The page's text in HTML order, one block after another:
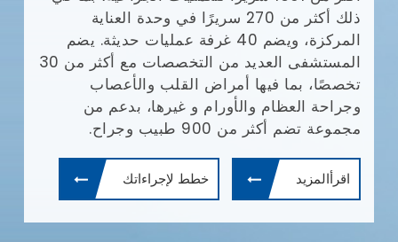
ذلك أكثر من 270 سريرًا في وحدة العناية
المركزة، ويضم 40 غرفة عمليات حديثة. يضم
المستشفى العديد من التخصصات مع أكثر من 30
تخصصًا، بما فيها أمراض القلب والأعصاب
وجراحة العظام والأورام و غيرها، بدعم من
مجموعة تضم أكثر من 900 طبيب وجراح.
اقرأالمزيد خطط لإجراءاتك